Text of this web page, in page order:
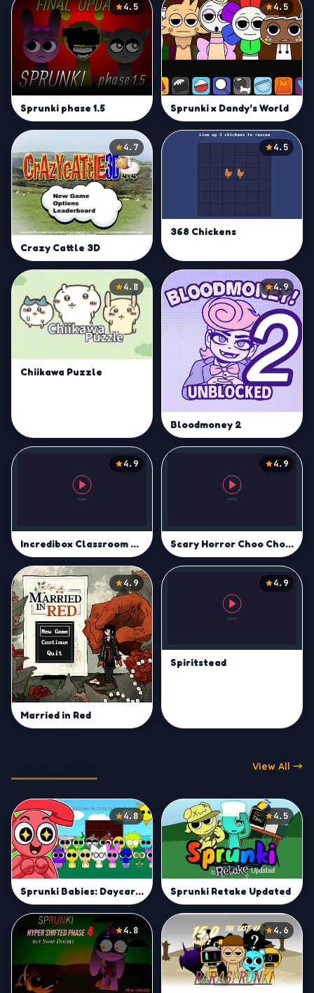
4.5
Sprunki phase 1.5
4.5
Sprunki x Dandy’s World
4.7
Crazy Cattle 3D
4.5
368 Chickens
4.8
Chiikawa Puzzle
4.9
Bloodmoney 2
4.9
Incredibox Classroom 401
4.9
Scary Horror Choo Choo Game
4.9
Married in Red
4.9
Spiritstead
View All →
4.8
Sprunki Babies: Daycare Interactive
4.5
Sprunki Retake Updated
4.8 4.6